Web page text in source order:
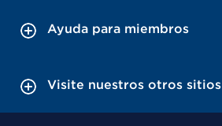
Ayuda para miembros
Visite nuestros otros sitios